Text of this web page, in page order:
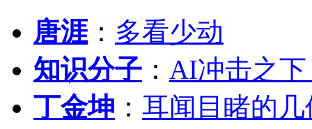
唐涯： 多看少动
知识分子 ： AI冲击之
丁金坤 ： 耳闻目睹的